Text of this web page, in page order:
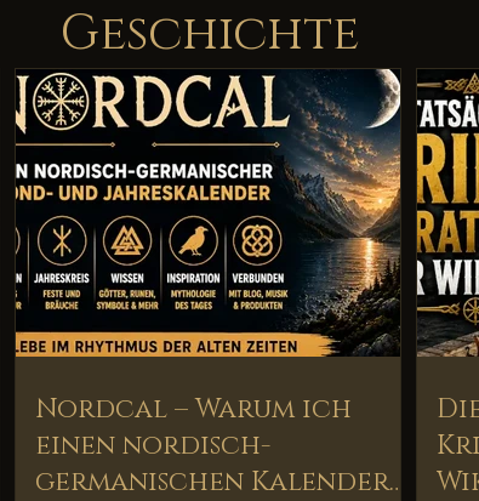
Geschichte
Nordcal – Warum ich
einen nordisch-
germanischen Kalender